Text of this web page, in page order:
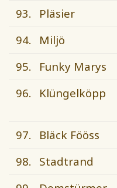
93. Pläsier
94.
Miljö
95.
Funky Marys
96.
Klüngelköpp
97. Bläck Fööss
98.
Stadtrand